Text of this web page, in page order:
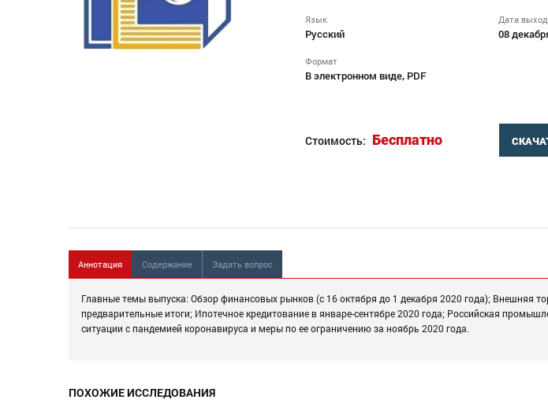
Язык
Русский
Дата
08
Формат
В электронном виде, PDF
Стоимость: Бесплатно
Аннотация Содержание Задать вопрос
Главные темы выпуска: Обзор финансовых рынков (с 16 октября до 1 декабря 2020 года); Внешняя
предварительные итоги; Ипотечное кредитование в январе-сентябре 2020 года; Российская
ситуации с пандемией коронавируса и меры по ее ограничению за ноябрь 2020 года.
ПОХОЖИЕ ИССЛЕДОВАНИЯ